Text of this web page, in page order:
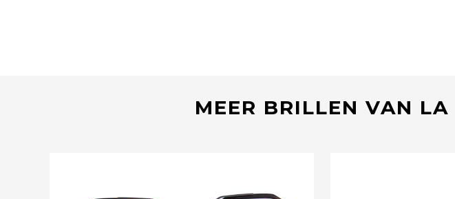
MEER BRILLEN VAN